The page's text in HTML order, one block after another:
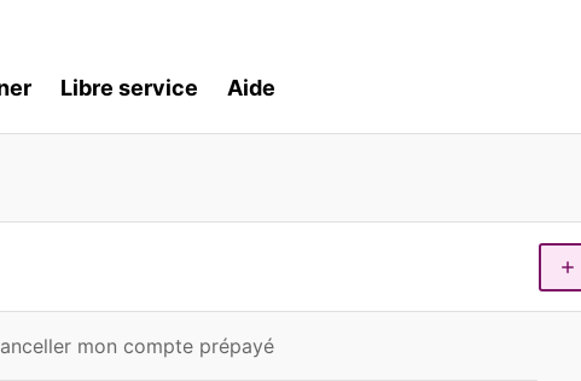
Libre service Aide
mon compte prépayé